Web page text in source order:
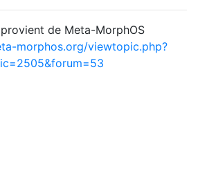
de Meta-MorphOS
morphos.org/viewtopic.php?